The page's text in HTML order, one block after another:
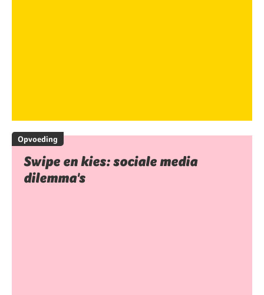
Opvoeding
Swipe en kies: sociale media
dilemma's